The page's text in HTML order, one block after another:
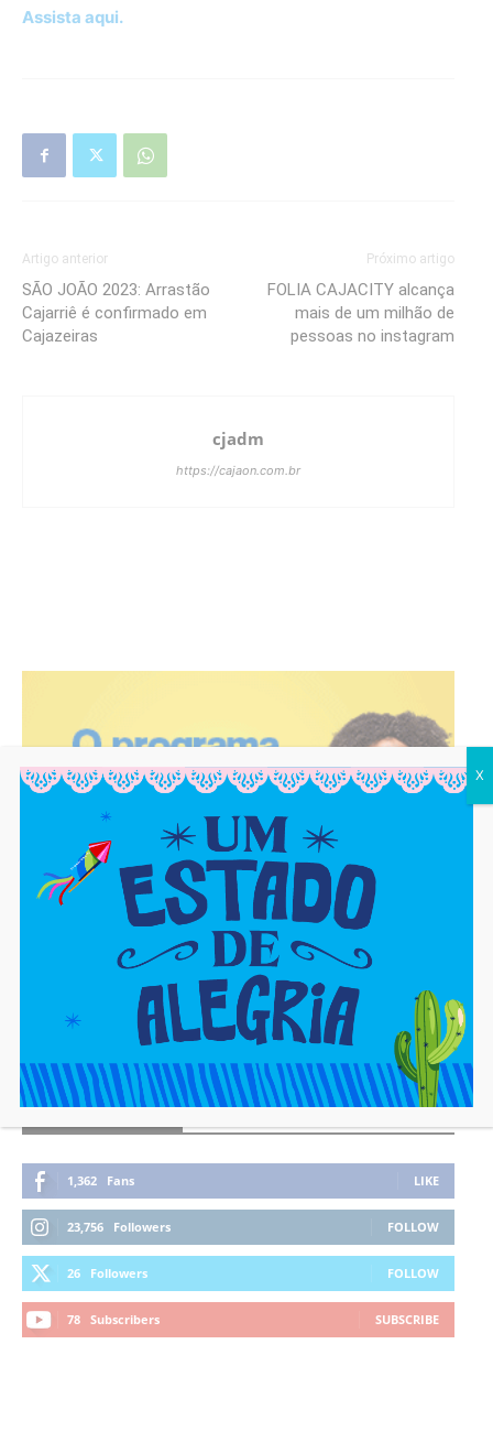
Assista aqui.
Artigo anterior
SÃO JOÃO 2023: Arrastão
Cajarriê é confirmado em
Cajazeiras
Próximo artigo
FOLIA CAJACITY alcança
mais de um milhão de
pessoas no instagram
cjadm
https://cajaon.com.br
1,362 Fans LIKE
23,756 Followers FOLLOW
26 Followers FOLLOW
78 Subscribers SUBSCRIBE
X